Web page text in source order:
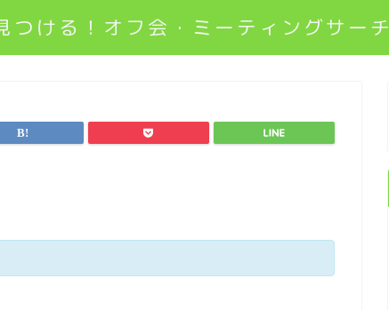
つける！オフ会・ミーティングサーチ